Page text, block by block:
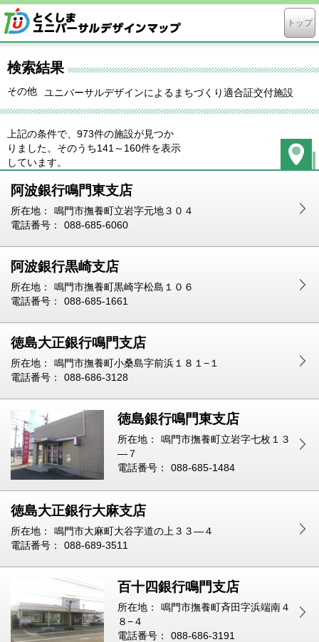
トップ
検索結果
その他 ユニバーサルデザインによるまちづくり適合証交付施設
上記の条件で、973件の施設が見つか
りました。そのうち141～160件を表示
しています。
り替え
阿波銀行鳴門東支店
所在地：
鳴門市撫養町立岩字元地３０４
電話番号：
088-685-6060
阿波銀行黒崎支店
所在地：
鳴門市撫養町黒崎字松島１０６
電話番号：
088-685-1661
徳島大正銀行鳴門支店
所在地：
鳴門市撫養町小桑島字前浜１８１−１
電話番号：
088-686-3128
徳島銀行鳴門東支店
所在地：
鳴門市撫養町立岩字七枚１３
—７
電話番号：
088-685-1484
徳島大正銀行大麻支店
所在地：
鳴門市大麻町大谷字道の上３３—４
電話番号：
088-689-3511
百十四銀行鳴門支店
所在地：
鳴門市撫養町斉田字浜端南４
８−４
電話番号：
088-686-3191